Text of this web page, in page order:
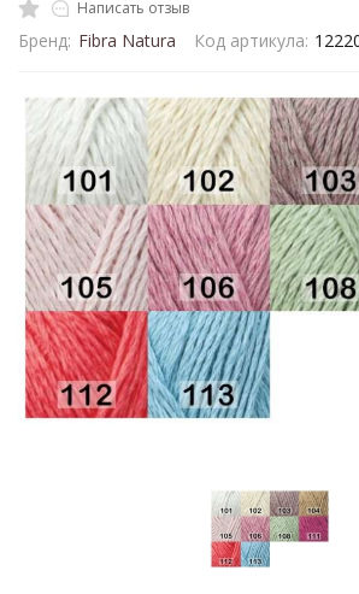
Написать отзыв
Бренд: Fibra Natura Код артикула: